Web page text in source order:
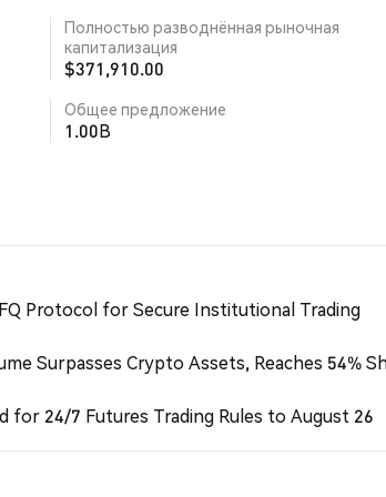
Полностью разводнённая рыночная
капитализация
$371,910.00
Общее предложение
1.00B
Protocol for Secure Institutional Trading
Surpasses Crypto Assets, Reaches 54%
for 24/7 Futures Trading Rules to August 26